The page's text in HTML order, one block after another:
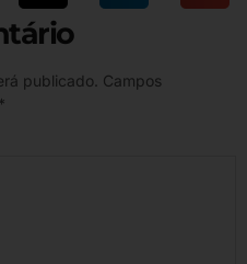
publicado. Campos
*